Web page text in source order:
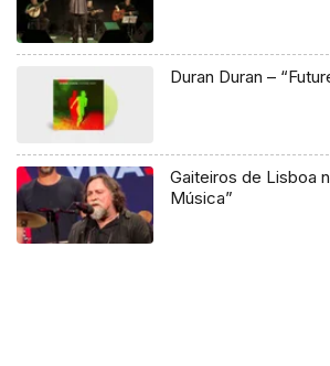
Duran Duran –
Gaiteiros de Lisboa
Música”